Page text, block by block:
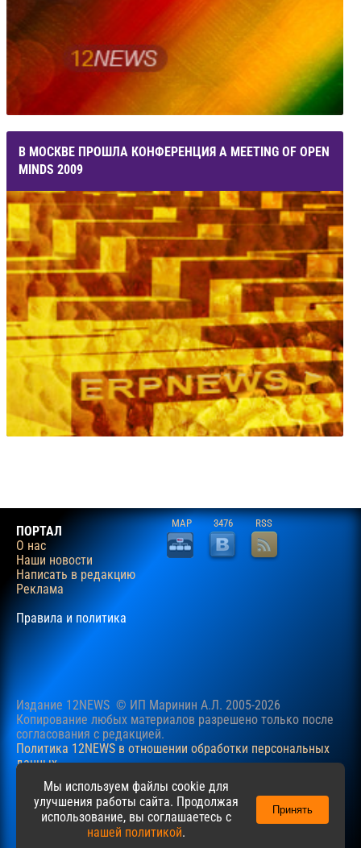
В МОСКВЕ ПРОШЛА КОНФЕРЕНЦИЯ A MEETING OF OPEN
MINDS 2009
ПОРТАЛ
О нас
Наши новости
Написать в редакцию
Реклама
Правила и политика
MAP 3476 RSS
Издание 12NEWS © ИП Маринин А.Л. 2005-2026
Копирование любых материалов разрешено только после
согласования c редакцией.
Политика 12NEWS в отношении обработки персональных
данных
Наш сайт использует файлы cookie для учучшения
пользовательского опыта. Продолжая просматривать сайт,
вы соглашаетесь с нашейПолитикойв отношении файлов
Мы используем файлы cookie для
улучшения работы сайта. Продолжая
использование, вы соглашаетесь с
нашей политикой.
Принять